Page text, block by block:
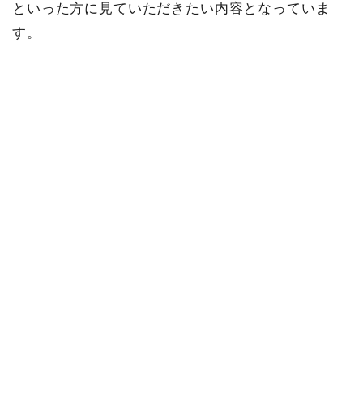
といった方に見ていただきたい内容となっていま
す。